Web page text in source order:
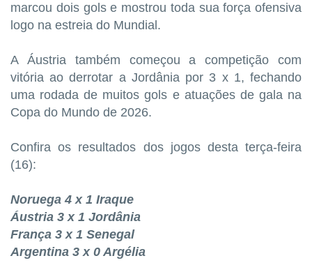
marcou dois gols e mostrou toda sua força ofensiva
logo na estreia do Mundial.
A Áustria também começou a competição com
vitória ao derrotar a Jordânia por 3 x 1, fechando
uma rodada de muitos gols e atuações de gala na
Copa do Mundo de 2026.
Confira os resultados dos jogos desta terça-feira
(16):
Noruega 4 x 1 Iraque
Áustria 3 x 1 Jordânia
França 3 x 1 Senegal
Argentina 3 x 0 Argélia